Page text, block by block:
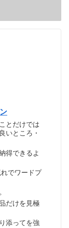
とだけでは
いところ・
得できるよ
でワードプ
だけを見極
添ってを強